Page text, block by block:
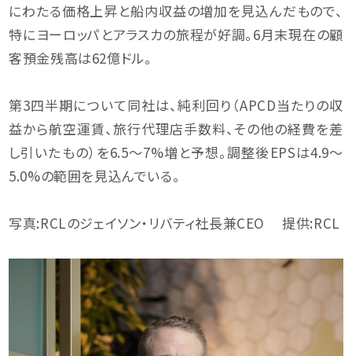
にわたる価格上昇と船内収益の増加を見込んだもので、
特にヨーロッパとアラスカの旅程が好調。6月末現在の顧
客預金残高は62億ドル。
第3四半期について同社は、純利回り（APCD当たりの収
益から航空運賃、旅行代理店手数料、その他の経費を差
し引いたもの）を6.5〜7%増と予想。調整後EPSは4.9〜
5.0%の範囲を見込んでいる。
写真:RCLのジェイソン・リバティ社長兼CEO 提供:RCL